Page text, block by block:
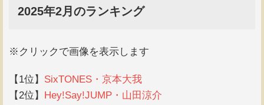
2025年2月のランキング
※クリックで画像を表示します
【1位】 SixTONES・京本大我
【2位】
Hey!Say!JUMP・山田涼介